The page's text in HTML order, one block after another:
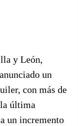
y León,
un
con más de
última
un incremento